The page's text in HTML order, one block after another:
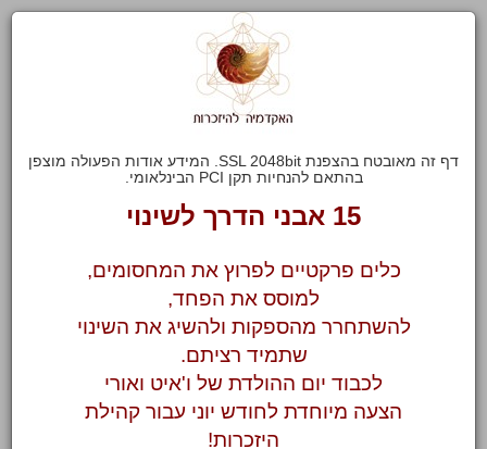
דף זה מאובטח בהצפנת SSL 2048bit. המידע אודות הפעולה מוצפן
בהתאם להנחיות תקן PCI הבינלאומי.
15 אבני הדרך לשינוי
כלים פרקטיים לפרוץ את המחסומים,
למוסס את הפחד,
להשתחרר מהספקות ולהשיג את השינוי
שתמיד רציתם.
לכבוד יום ההולדת של ו'איט ואורי
הצעה מיוחדת לחודש יוני עבור קהילת
היזכרות!